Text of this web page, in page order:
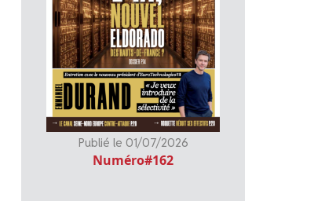
Publié le 01/07/2026
Numéro#162